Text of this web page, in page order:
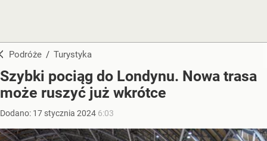
Podróże / Turystyka
Szybki pociąg do Londynu. Nowa trasa
może ruszyć już wkrótce
Dodano: 17 stycznia 2024 6:03